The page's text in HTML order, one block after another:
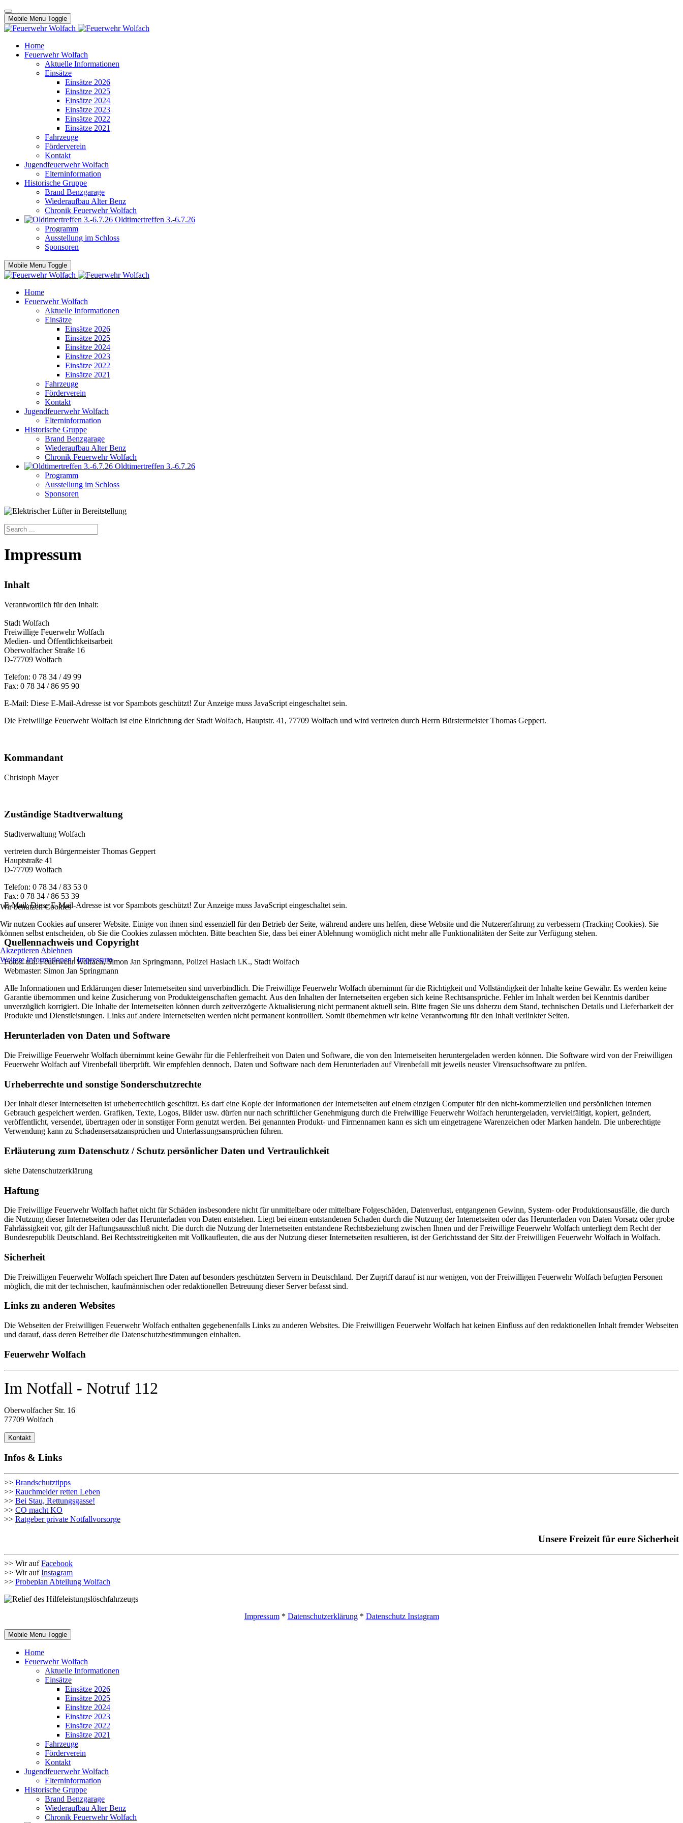
Mobile Menu Toggle
Home
Feuerwehr Wolfach
Aktuelle Informationen
Einsätze
Einsätze 2026
Einsätze 2025
Einsätze 2024
Einsätze 2023
Einsätze 2022
Einsätze 2021
Fahrzeuge
Förderverein
Kontakt
Jugendfeuerwehr Wolfach
Elterninformation
Historische Gruppe
Brand Benzgarage
Wiederaufbau Alter Benz
Chronik Feuerwehr Wolfach
Oldtimertreffen 3.-6.7.26
Programm
Ausstellung im Schloss
Sponsoren
Mobile Menu Toggle
Home
Feuerwehr Wolfach
Aktuelle Informationen
Einsätze
Einsätze 2026
Einsätze 2025
Einsätze 2024
Einsätze 2023
Einsätze 2022
Einsätze 2021
Fahrzeuge
Förderverein
Kontakt
Jugendfeuerwehr Wolfach
Elterninformation
Historische Gruppe
Brand Benzgarage
Wiederaufbau Alter Benz
Chronik Feuerwehr Wolfach
Oldtimertreffen 3.-6.7.26
Programm
Ausstellung im Schloss
Sponsoren
Impressum
Inhalt
Verantwortlich für den Inhalt:
Stadt Wolfach
Freiwillige Feuerwehr Wolfach
Medien- und Öffentlichkeitsarbeit
Oberwolfacher Straße 16
D-77709 Wolfach
Telefon: 0 78 34 / 49 99
Fax: 0 78 34 / 86 95 90
E-Mail: Diese E-Mail-Adresse ist vor Spambots geschützt! Zur Anzeige muss JavaScript eingeschaltet sein.
Die Freiwillige Feuerwehr Wolfach ist eine Einrichtung der Stadt Wolfach, Hauptstr. 41, 77709 Wolfach und wird vertreten durch Herrn Bürstermeister Thomas Geppert.
Kommandant
Christoph Mayer
Zuständige Stadtverwaltung
Stadtverwaltung Wolfach
vertreten durch Bürgermeister Thomas Geppert
Hauptstraße 41
D-77709 Wolfach
Telefon: 0 78 34 / 83 53 0
Fax: 0 78 34 / 86 53 39
E-Mail:Diese E-Mail-Adresse ist vor Spambots geschützt! Zur Anzeige muss JavaScript eingeschaltet sein.
Quellennachweis und Copyright
Fotos: u.a. Feuerwehr Wolfach, Simon Jan Springmann, Polizei Haslach i.K., Stadt Wolfach
Webmaster: Simon Jan Springmann
Alle Informationen und Erklärungen dieser Internetseiten sind unverbindlich. Die Freiwillige Feuerwehr Wolfach übernimmt für die Richtigkeit und Vollständigkeit der Inhalte keine Gewähr. Es werden keine
Garantie übernommen und keine Zusicherung von Produkteigenschaften gemacht. Aus den Inhalten der Internetseiten ergeben sich keine Rechtsansprüche. Fehler im Inhalt werden bei Kenntnis darüber
unverzüglich korrigiert. Die Inhalte der Internetseiten können durch zeitverzögerte Aktualisierung nicht permanent aktuell sein. Bitte fragen Sie uns daherzu dem Stand, technischen Details und Lieferbarkeit der
Produkte und Dienstleistungen. Links auf andere Internetseiten werden nicht permanent kontrolliert. Somit übernehmen wir keine Verantwortung für den Inhalt verlinkter Seiten.
Herunterladen von Daten und Software
Die Freiwillige Feuerwehr Wolfach übernimmt keine Gewähr für die Fehlerfreiheit von Daten und Software, die von den Internetseiten heruntergeladen werden können. Die Software wird von der Freiwilligen
Feuerwehr Wolfach auf Virenbefall überprüft. Wir empfehlen dennoch, Daten und Software nach dem Herunterladen auf Virenbefall mit jeweils neuster Virensuchsoftware zu prüfen.
Urheberrechte und sonstige Sonderschutzrechte
Der Inhalt dieser Internetseiten ist urheberrechtlich geschützt. Es darf eine Kopie der Informationen der Internetseiten auf einem einzigen Computer für den nicht-kommerziellen und persönlichen internen
Gebrauch gespeichert werden. Grafiken, Texte, Logos, Bilder usw. dürfen nur nach schriftlicher Genehmigung durch die Freiwillige Feuerwehr Wolfach heruntergeladen, vervielfältigt, kopiert, geändert,
veröffentlicht, versendet, übertragen oder in sonstiger Form genutzt werden. Bei genannten Produkt- und Firmennamen kann es sich um eingetragene Warenzeichen oder Marken handeln. Die unberechtigte
Verwendung kann zu Schadensersatzansprüchen und Unterlassungsansprüchen führen.
Erläuterung zum Datenschutz / Schutz persönlicher Daten und Vertraulichkeit
siehe Datenschutzerklärung
Haftung
Die Freiwillige Feuerwehr Wolfach haftet nicht für Schäden insbesondere nicht für unmittelbare oder mittelbare Folgeschäden, Datenverlust, entgangenen Gewinn, System- oder Produktionsausfälle, die durch
die Nutzung dieser Internetseiten oder das Herunterladen von Daten entstehen. Liegt bei einem entstandenen Schaden durch die Nutzung der Internetseiten oder das Herunterladen von Daten Vorsatz oder grobe
Fahrlässigkeit vor, gilt der Haftungsausschluß nicht. Die durch die Nutzung der Internetseiten entstandene Rechtsbeziehung zwischen Ihnen und der Freiwillige Feuerwehr Wolfach unterliegt dem Recht der
Bundesrepublik Deutschland. Bei Rechtsstreitigkeiten mit Vollkaufleuten, die aus der Nutzung dieser Internetseiten resultieren, ist der Gerichtsstand der Sitz der Freiwilligen Feuerwehr Wolfach in Wolfach.
Sicherheit
Die Freiwilligen Feuerwehr Wolfach speichert Ihre Daten auf besonders geschützten Servern in Deutschland. Der Zugriff darauf ist nur wenigen, von der Freiwilligen Feuerwehr Wolfach befugten Personen
möglich, die mit der technischen, kaufmännischen oder redaktionellen Betreuung dieser Server befasst sind.
Links zu anderen Websites
Die Webseiten der Freiwilligen Feuerwehr Wolfach enthalten gegebenenfalls Links zu anderen Websites. Die Freiwilligen Feuerwehr Wolfach hat keinen Einfluss auf den redaktionellen Inhalt fremder Webseiten
und darauf, dass deren Betreiber die Datenschutzbestimmungen einhalten.
Feuerwehr Wolfach
Im Notfall - Notruf 112
Oberwolfacher Str. 16
77709 Wolfach
Kontakt
Infos & Links
>> Brandschutztipps
>> Rauchmelder retten Leben
>> Bei Stau, Rettungsgasse!
>> CO macht KO
>> Ratgeber private Notfallvorsorge
Unsere Freizeit für eure Sicherheit
>> Wir aufFacebook
>> Wir aufInstagram
>> Probeplan Abteilung Wolfach
Impressum* Datenschutzerklärung* Datenschutz Instagram
Mobile Menu Toggle
Home
Feuerwehr Wolfach
Aktuelle Informationen
Einsätze
Einsätze 2026
Einsätze 2025
Einsätze 2024
Einsätze 2023
Einsätze 2022
Einsätze 2021
Fahrzeuge
Förderverein
Kontakt
Jugendfeuerwehr Wolfach
Elterninformation
Historische Gruppe
Brand Benzgarage
Wiederaufbau Alter Benz
Chronik Feuerwehr Wolfach
Wir benutzen Cookies
Wir nutzen Cookies auf unserer Website. Einige von ihnen sind essenziell für den Betrieb der Seite, während andere uns helfen, diese Website und die Nutzererfahrung zu verbessern (Tracking Cookies). Sie
können selbst entscheiden, ob Sie die Cookies zulassen möchten. Bitte beachten Sie, dass bei einer Ablehnung womöglich nicht mehr alle Funktionalitäten der Seite zur Verfügung stehen.
Akzeptieren Ablehnen
Weitere Informationen|Impressum